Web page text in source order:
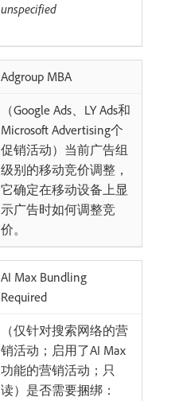
unspecified
Adgroup MBA
（Google Ads、LY Ads和
Microsoft Advertising个
促销活动）当前广告组
级别的移动竞价调整，
它确定在移动设备上显
示广告时如何调整竞
价。
AI Max Bundling
Required
（仅针对搜索网络的营
销活动；启用了AI Max
功能的营销活动；只
读）是否需要捆绑：